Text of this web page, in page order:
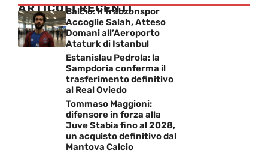
ARTICOLI RECENTI
Calcio: Il Trabzonspor
Accoglie Salah, Atteso
Domani all’Aeroporto
Ataturk di Istanbul
Estanislau Pedrola: la
Sampdoria conferma il
trasferimento definitivo
al Real Oviedo
Tommaso Maggioni:
difensore in forza alla
Juve Stabia fino al 2028,
un acquisto definitivo dal
Mantova Calcio